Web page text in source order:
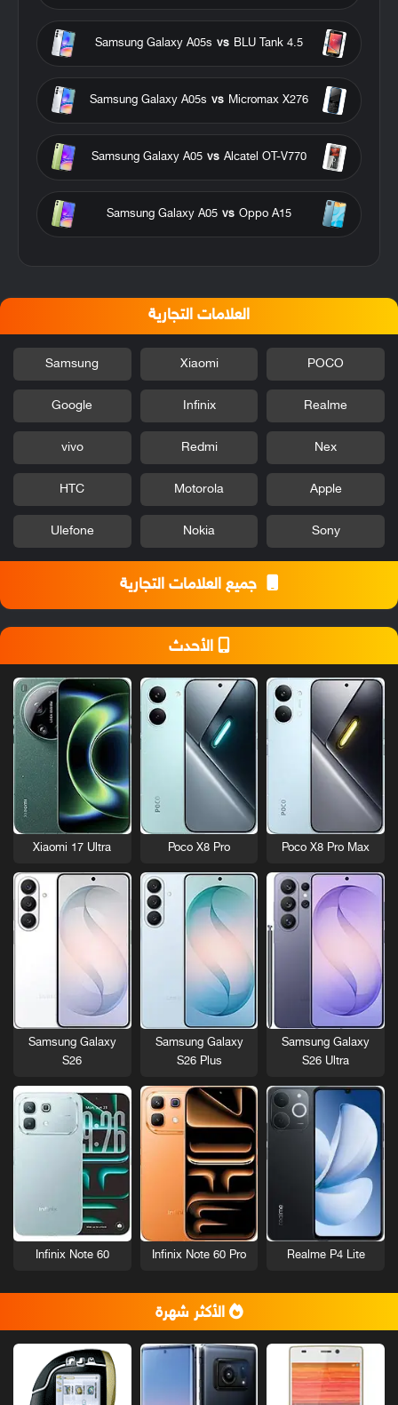
BLU Tank 4.5
vs
Samsung Galaxy A05s
Micromax X276
vs
Samsung Galaxy A05s
Alcatel OT-V770
vs
Samsung Galaxy A05
Oppo A15
vs
Samsung Galaxy A05
العلامات التجارية
POCO
Xiaomi
Samsung
Realme
Infinix
Google
Nex
Redmi
vivo
Apple
Motorola
HTC
Sony
Nokia
Ulefone
جميع العلامات التجارية
الأحدث
Poco X8 Pro Max
Poco X8 Pro
Xiaomi 17 Ultra
Samsung Galaxy
S26 Ultra
Samsung Galaxy
S26 Plus
Samsung Galaxy
S26
Realme P4 Lite
Infinix Note 60 Pro
Infinix Note 60
الأكثر شهرة